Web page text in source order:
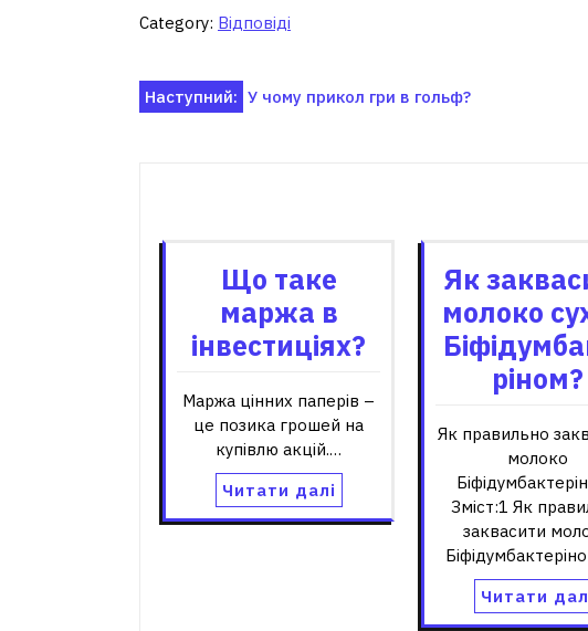
Category: Відповіді
Навігація
Наступний: У чому прикол гри в гольф?
Що таке
маржа в
інвестиціях?
Маржа цінних паперів –
це позика грошей на
купівлю акцій.…
Читати далі
Як
молоко
ріном?
Як правильно
молоко
Зміст:1 Як
заквасити
Читати